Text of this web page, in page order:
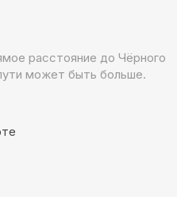
расстояние до Чёрного
может быть больше.